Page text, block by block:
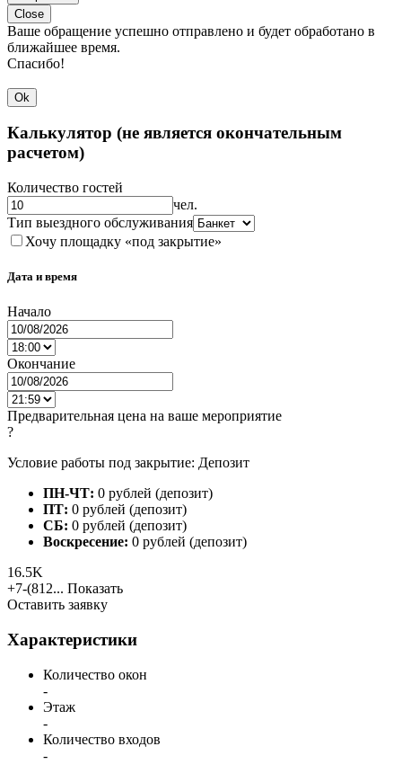
Close
Ваше обращение успешно отправлено и будет обработано в
ближайшее время.
Спасибо!
Ok
Калькулятор (не является окончательным
расчетом)
Количество гостей
чел.
Тип выездного обслуживания
Хочу площадку «под закрытие»
Дата и время
Начало
Окончание
Предварительная цена на ваше мероприятие
?
Условие работы под закрытие: Депозит
ПН-ЧТ: 0 рублей (депозит)
ПТ: 0 рублей (депозит)
СБ: 0 рублей (депозит)
Воскресение: 0 рублей (депозит)
16.5K
+7-(812... Показать
Оставить заявку
Характеристики
Количество окон
-
Этаж
-
Количество входов
-